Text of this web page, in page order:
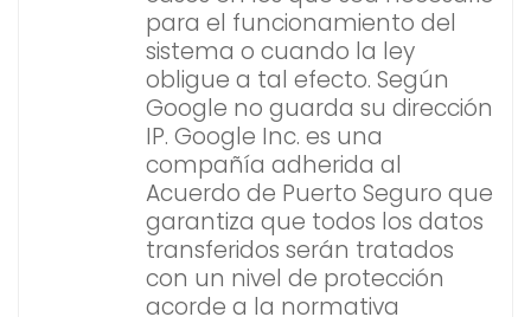
para el funcionamiento del
sistema o cuando la ley
obligue a tal efecto. Según
Google no guarda su dirección
IP. Google Inc. es una
compañía adherida al
Acuerdo de Puerto Seguro que
garantiza que todos los datos
transferidos serán tratados
con un nivel de protección
acorde a la normativa